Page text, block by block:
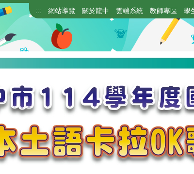
::: 網站導覽 關於龍中 雲端系統 教師專區 學